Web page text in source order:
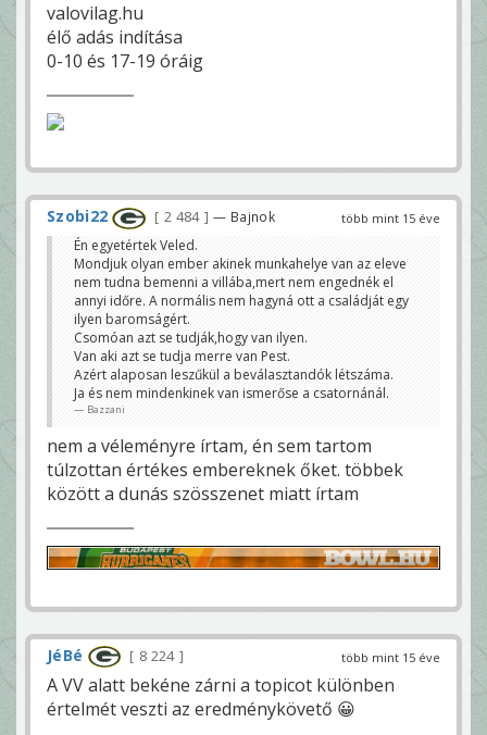
valovilag.hu
élő adás indítása
0-10 és 17-19 óráig
több mint 15 éve
Szobi22 2 484 — Bajnok
Én egyetértek Veled.
Mondjuk olyan ember akinek munkahelye van az eleve
nem tudna bemenni a villába,mert nem engednék el
annyi időre. A normális nem hagyná ott a családját egy
ilyen baromságért.
Csomóan azt se tudják,hogy van ilyen.
Van aki azt se tudja merre van Pest.
Azért alaposan leszűkül a beválasztandók létszáma.
Ja és nem mindenkinek van ismerőse a csatornánál.
Bazzani
nem a véleményre írtam, én sem tartom
túlzottan értékes embereknek őket. többek
között a dunás szösszenet miatt írtam
több mint 15 éve
JéBé 8 224
A VV alatt bekéne zárni a topicot különben
értelmét veszti az eredménykövető 😀